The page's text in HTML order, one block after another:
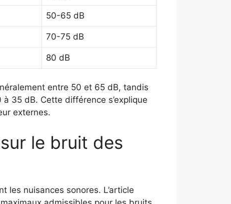
50-65 dB
70-75 dB
80 dB
entre 50 et 65 dB, tandis
35 dB. Cette différence s’explique
externes.
le bruit des
les nuisances sonores. L’article